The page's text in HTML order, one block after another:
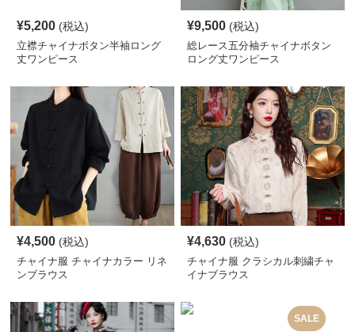
¥5,200 (税込)
立襟チャイナボタン半袖ロング
丈ワンピース
¥9,500 (税込)
総レース五分袖チャイナボタン
ロング丈ワンピース
¥4,500 (税込)
チャイナ服 チャイナカラー リネ
ンブラウス
¥4,630 (税込)
チャイナ服 クラシカル刺繍チャ
イナブラウス
SALE